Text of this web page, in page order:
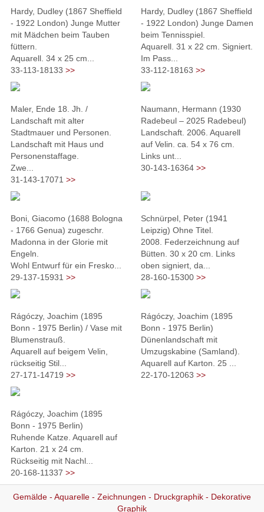
Hardy, Dudley (1867 Sheffield
- 1922 London) Junge Mutter
mit Mädchen beim Tauben
füttern.
Aquarell. 34 x 25 cm...
33-113-18133 >>
Hardy, Dudley (1867 Sheffield
- 1922 London) Junge Damen
beim Tennisspiel.
Aquarell. 31 x 22 cm. Signiert.
Im Pass...
33-112-18163 >>
Maler, Ende 18. Jh. /
Landschaft mit alter
Stadtmauer und Personen.
Landschaft mit Haus und
Personenstaffage.
Zwe...
31-143-17071 >>
Naumann, Hermann (1930
Radebeul – 2025 Radebeul)
Landschaft. 2006. Aquarell
auf Velin. ca. 54 x 76 cm.
Links unt...
30-143-16364 >>
Boni, Giacomo (1688 Bologna
- 1766 Genua) zugeschr.
Madonna in der Glorie mit
Engeln.
Wohl Entwurf für ein Fresko...
29-137-15931 >>
Schnürpel, Peter (1941
Leipzig) Ohne Titel.
2008. Federzeichnung auf
Bütten. 30 x 20 cm. Links
oben signiert, da...
28-160-15300 >>
Rágóczy, Joachim (1895
Bonn - 1975 Berlin) / Vase mit
Blumenstrauß.
Aquarell auf beigem Velin,
rückseitig Stil...
27-171-14719 >>
Rágóczy, Joachim (1895
Bonn - 1975 Berlin)
Dünenlandschaft mit
Umzugskabine (Samland).
Aquarell auf Karton. 25 ...
22-170-12063 >>
Rágóczy, Joachim (1895
Bonn - 1975 Berlin)
Ruhende Katze. Aquarell auf
Karton. 21 x 24 cm.
Rückseitig mit Nachl...
20-168-11337 >>
Gemälde - Aquarelle - Zeichnungen - Druckgraphik - Dekorative
Graphik